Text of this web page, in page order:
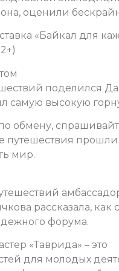
оценили
«Байкал для
поделился
самую высокую
прошли
мир.
рассказала, как
форума.
«Таврида» – это
для молодых